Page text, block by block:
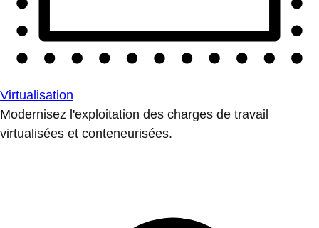
Virtualisation
Modernisez l'exploitation des charges de travail
virtualisées et conteneurisées.